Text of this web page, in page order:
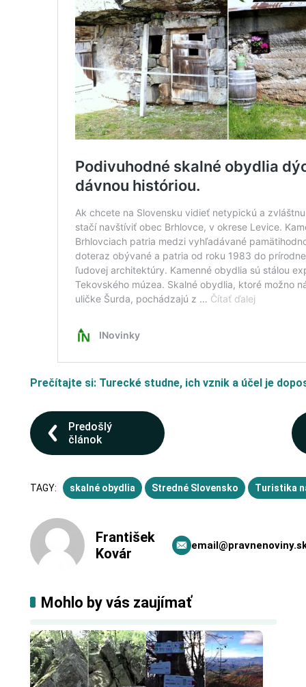
Prečítajte si: Turecké studne, ich vznik a účel je
Predošlý
článok
TAGY: skalné obydlia Stredné Slovensko Turistika
František
Kovár
Mohlo by vás zaujímať